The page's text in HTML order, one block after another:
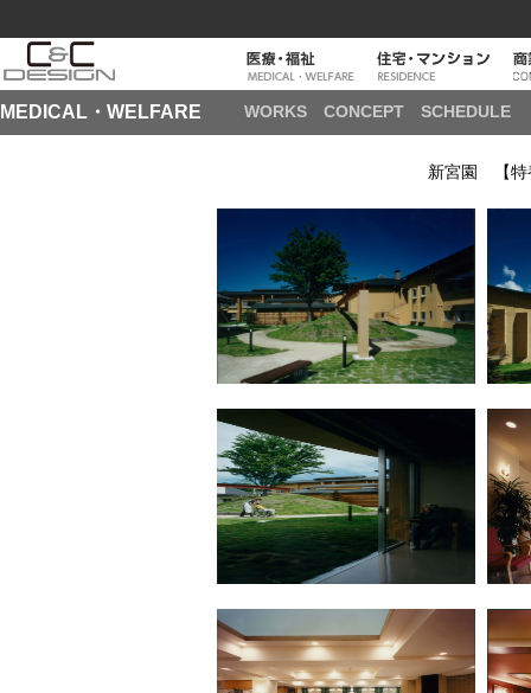
MEDICAL・WELFARE WORKS CONCEPT SCHEDULE
新宮園 【特